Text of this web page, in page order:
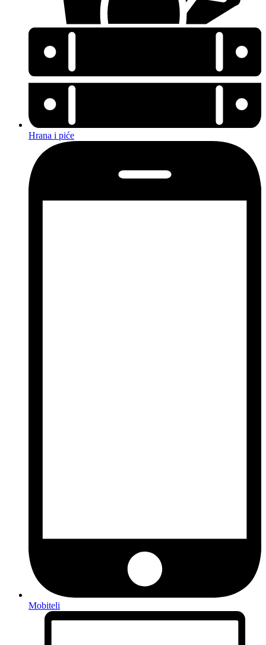
Hrana i piće
Mobiteli